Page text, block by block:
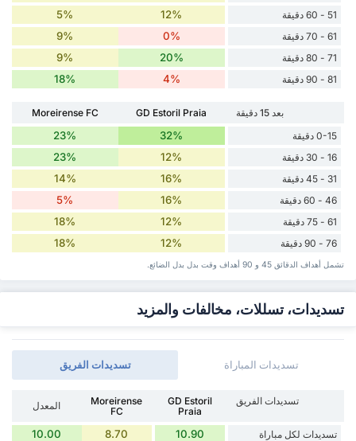
51 - 60 دقيقة 12%
5%
61 - 70 دقيقة 0%
9%
71 - 80 دقيقة 20%
9%
81 - 90 دقيقة 4%
18%
بعد 15 دقيقة GD Estoril Praia
Moreirense FC
0-15 دقيقة
32%
23%
16 - 30 دقيقة 12%
23%
31 - 45 دقيقة 16%
14%
46 - 60 دقيقة 16%
5%
61 - 75 دقيقة 12%
18%
76 - 90 دقيقة 12%
18%
تشمل أهداف الدقائق 45 و 90 أهداف وقت ‏بدل ‏بدل الضائع.
تسديدات، تسللات، مخالفات والمزيد
تسديدات الفريق تسديدات المباراة
تسديدات الفريق
GD Estoril
Praia
Moreirense
FC
المعدل
تسديدات لكل مباراة 10.90
8.70
10.00